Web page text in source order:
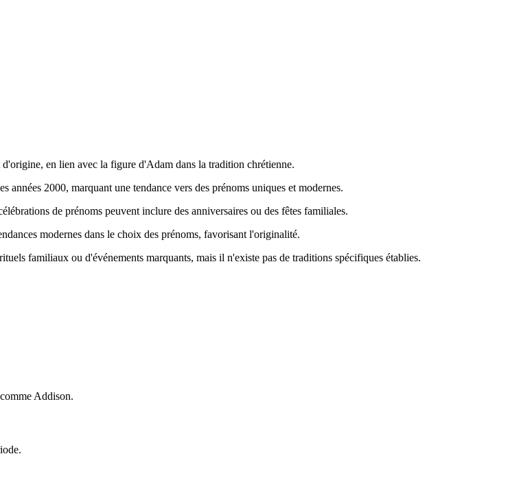
en lien avec la figure d'Adam dans la tradition chrétienne.
2000, marquant une tendance vers des prénoms uniques et modernes.
de prénoms peuvent inclure des anniversaires ou des fêtes familiales.
modernes dans le choix des prénoms, favorisant l'originalité.
familiaux ou d'événements marquants, mais il n'existe pas de traditions spécifiques établies.
Addison.